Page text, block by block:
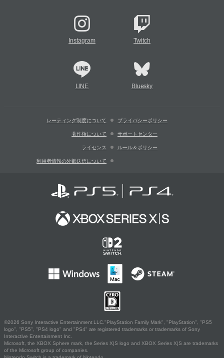
Instagram Twitch
LINE Bluesky
レーティング制度について プライバシーポリシー
著作権について サポートセンター
ライセンス ルール＆ポリシー
利用者情報の外部送信について
©2026 Sony Interactive Entertainment LLC."PlayStation Family Mark", "PlayStation", "PS5
logo", "PS5", "PS4 logo" and "PS4" are registered trademarks or trademarks of Sony
Interactive Entertainment Inc.
Microsoft, the XBOX Sphere mark, the Series X|S logo and XBOX Series X|S are trademarks
of the Microsoft group of companies.